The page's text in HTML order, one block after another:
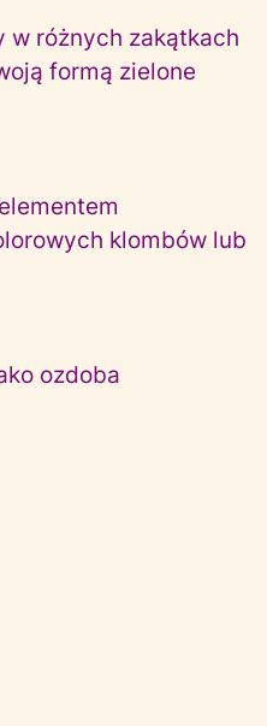
w różnych zakątkach
formą zielone
klombów lub
ozdoba